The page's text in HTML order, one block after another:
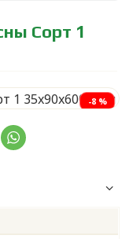
Сорт 1
-8 %